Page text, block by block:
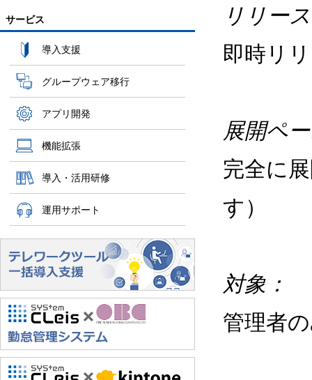
サービス
導入支援
グループウェア移行
アプリ開発
機能拡張
導入・活用研修
運用サポート
リリー
即時リ
展開ペ
完全に
す）
対象：
管理者